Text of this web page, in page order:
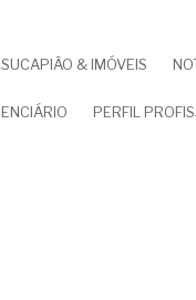
& IMÓVEIS
PERFIL